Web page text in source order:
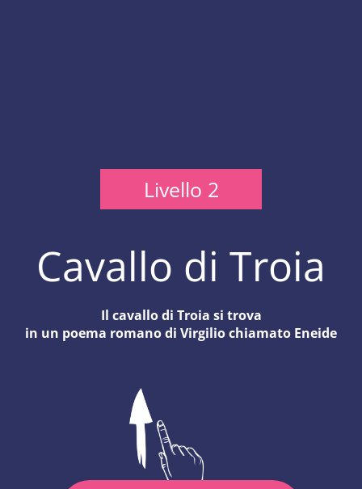
Livello 2
Cavallo di Troia
Il cavallo di Troia si trova
in un poema romano di Virgilio chiamato Eneide